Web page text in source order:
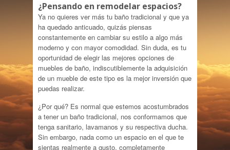
¿Pensando en remodelar espacios?
Ya no quieres ver más tu baño tradicional y que ya
ha quedado anticuado, quizás piensas
constantemente en cambiar su estilo a algo más
moderno y con mayor comodidad. Sin duda, es tu
oportunidad de elegir las mejores opciones de
muebles de baño, indiscutiblemente la adquisición
de un mueble de este tipo es la mejor inversión que
puedas realizar.
¿Por qué? Es normal que estemos acostumbrados
a tener un baño tradicional, nos conformamos que
tenga sanitario, lavamanos y su respectiva ducha.
Sin embargo, nada como un espacio en el que te
sientas realmente a gusto, completamente